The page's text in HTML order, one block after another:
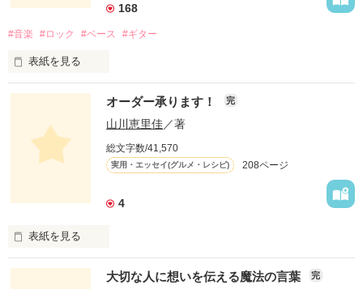
168
#音楽 #ロック #ベース #ギター
表紙を見る
どういうふうに生きるとかはあまり考えていなかったよ。
自分が楽しいこと、好きなことだけやってきたね。
この物語は自分の体験をもとに綴ったフィクションです。
オーダー承ります！ 完
山川恵里佳／著
総文字数/41,570
実用・エッセイ(グルメ・レシピ) 208ページ
4
表紙を見る
「オーダー承ります！」は、
お昼のTV番組『ありがとッ！』（テレビ神奈川）
大切な人に想いを伝える魔法の言葉 完